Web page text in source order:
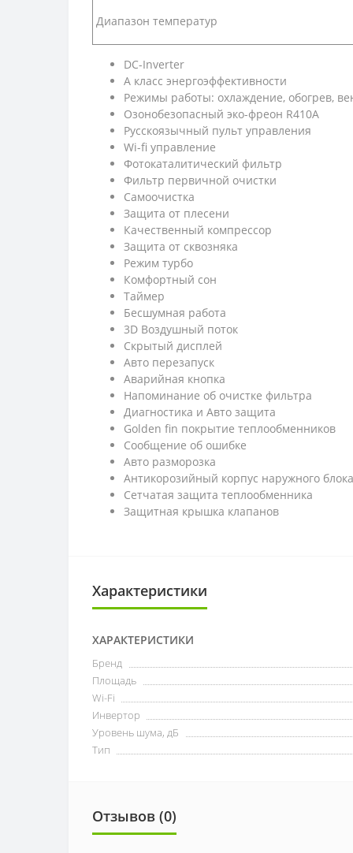
Диапазон температур
DC-Inverter
A класс энергоэффективности
Режимы работы: охлаждение, обогрев,
Озонобезопасный эко-фреон R410A
Русскоязычный пульт управления
Wi-fi управление
Фотокаталитический фильтр
Фильтр первичной очистки
Самоочистка
Защита от плесени
Качественный компрессор
Защита от сквозняка
Режим турбо
Комфортный сон
Таймер
Бесшумная работа
3D Воздушный поток
Скрытый дисплей
Авто перезапуск
Аварийная кнопка
Напоминание об очистке фильтра
Диагностика и Авто защита
Golden fin покрытие теплообменников
Сообщение об ошибке
Авто разморозка
Антикорозийный корпус наружнoго блока
Cетчатая защита теплообменника
Защитная крышка клапанов
Характеристики
ХАРАКТЕРИСТИКИ
Бренд
Площадь
Wi-Fi
Инвертор
Уровень шума, дБ
Тип
Отзывов (0)